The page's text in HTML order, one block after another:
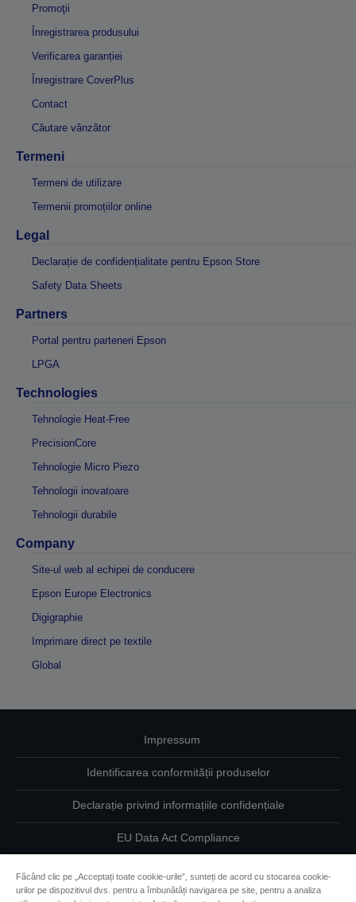
Promoţii
Înregistrarea produsului
Verificarea garanției
Înregistrare CoverPlus
Contact
Căutare vânzător
Termeni
Termeni de utilizare
Termenii promoțiilor online
Legal
Declarație de confidențialitate pentru Epson Store
Safety Data Sheets
Partners
Portal pentru parteneri Epson
LPGA
Technologies
Tehnologie Heat-Free
PrecisionCore
Tehnologie Micro Piezo
Tehnologii inovatoare
Tehnologii durabile
Company
Site-ul web al echipei de conducere
Epson Europe Electronics
Digigraphie
Imprimare direct pe textile
Global
Impressum
Identificarea conformității produselor
Declarație privind informațiile confidențiale
EU Data Act Compliance
Făcând clic pe „Acceptați toate cookie-urile”, sunteți de acord cu stocarea cookie-
urilor pe dispozitivul dvs. pentru a îmbunătăți navigarea pe site, pentru a analiza